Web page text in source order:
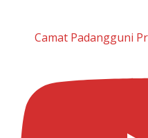
Camat Padangguni